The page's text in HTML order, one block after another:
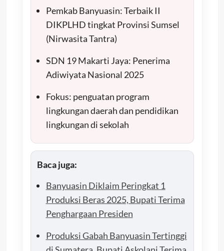
Pemkab Banyuasin: Terbaik II
DIKPLHD tingkat Provinsi Sumsel
(Nirwasita Tantra)
SDN 19 Makarti Jaya: Penerima
Adiwiyata Nasional 2025
Fokus: penguatan program
lingkungan daerah dan pendidikan
lingkungan di sekolah
Baca juga:
Banyuasin Diklaim Peringkat 1
Produksi Beras 2025, Bupati Terima
Penghargaan Presiden
Produksi Gabah Banyuasin Tertinggi